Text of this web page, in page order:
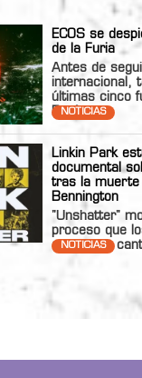
ECOS se
de la Furia
Antes de
internacional,
últimas cinco
Bs.As.
NOTICIAS
Linkin Park
documental
tras la muerte
Bennington
"Unshatter"
proceso que
con nueva
NOTICIAS